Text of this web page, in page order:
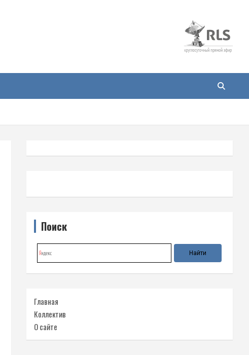
Поиск
Главная
Коллектив
О сайте